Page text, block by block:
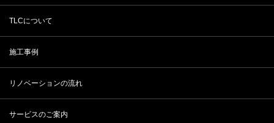
TLCについて
施工事例
リノベーションの流れ
サービスのご案内